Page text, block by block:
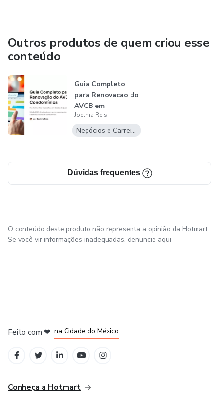
Outros produtos de quem criou esse
conteúdo
Guia Completo
para Renovacao do
AVCB em
Condominios
Joelma Reis
Negócios e Carreira
Dúvidas frequentes
O conteúdo deste produto não representa a opinião da Hotmart.
Se você vir informações inadequadas, denuncie aqui
Feito com ❤ na Cidade do México
Conheça a Hotmart